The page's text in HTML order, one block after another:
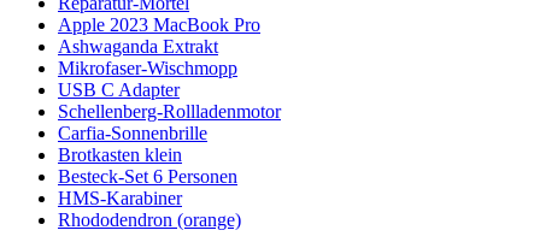
Apple 2023 MacBook Pro
Ashwaganda Extrakt
Mikrofaser-Wischmopp
USB C Adapter
Schellenberg-Rollladenmotor
Carfia-Sonnenbrille
Brotkasten klein
Besteck-Set 6 Personen
HMS-Karabiner
Rhododendron (orange)